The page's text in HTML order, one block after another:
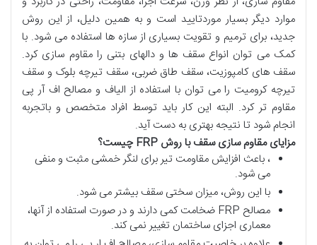
موارد دیگر بسیار موردتایید است و به همین دلیل، از این روش
جدید، برای ترمیم و تقویت بسیاری از سازه ها استفاده می شود. با
کمک می توان انواع سقف ها و دالهای بتنی را مقاوم سازی کرد.
سقف های کامپوزیت، سقف طاق ضربی، سقف تیرچه بلوک و سقف
تیرچه کرومیت را می توان با استفاده از الیاف و مصالح اف آر پی
مقاوم تر کرد. البته این کار باید توسط افراد متخصص و باتجربه
انجام شود تا نتیجه بهتری به دست آید.
مزایای مقاوم سازی سقف با روش
چیست؟
، باعث افزایش مقاومت تیر برای لنگر خمشی مثبت و منفی
می شود.
با این روش، میزان سختی سقف بیشتر می شود.
مصالح FRP ضخامت کمی دارند و در صورت استفاده از آنها،
معماری اجزای ساختمان تغییر نمی کند.